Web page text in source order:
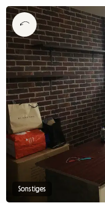
Sonstiges